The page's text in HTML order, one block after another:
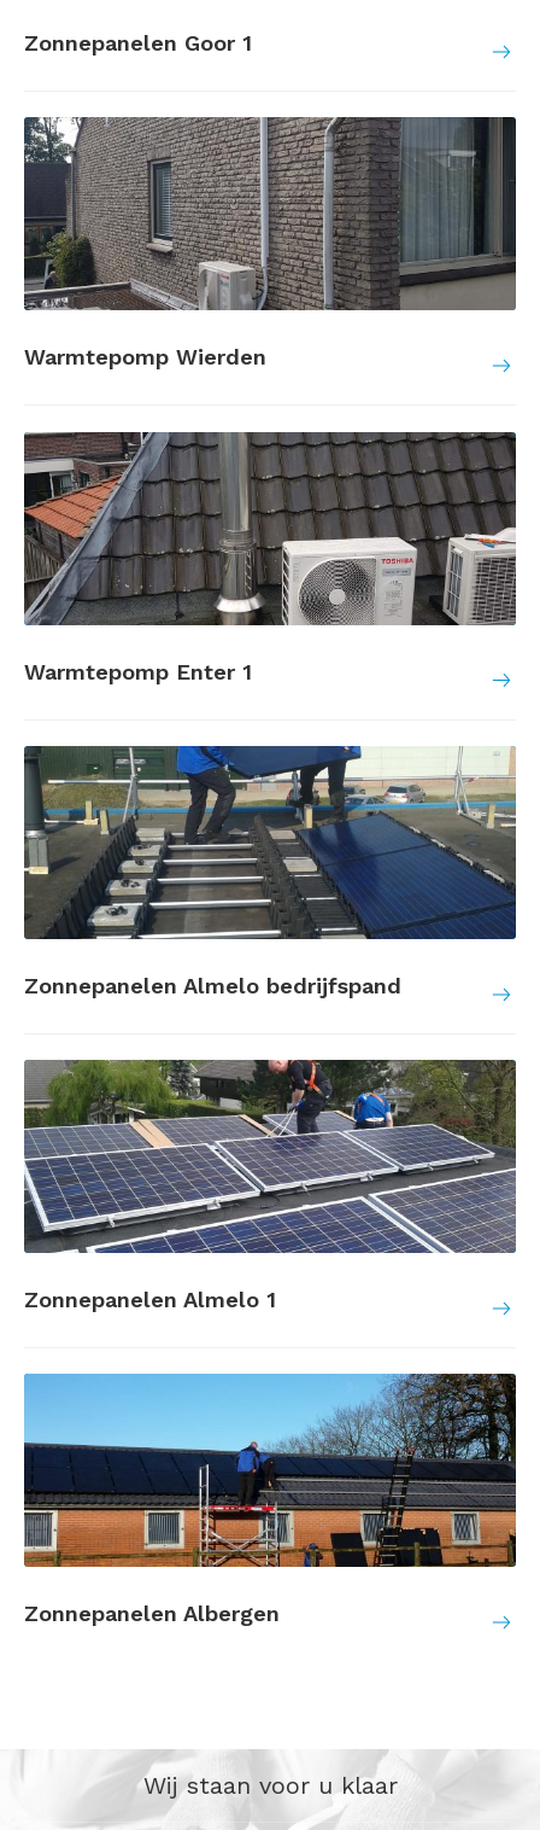
Zonnepanelen Goor 1
Warmtepomp Wierden
Warmtepomp Enter 1
Zonnepanelen Almelo bedrijfspand
Zonnepanelen Almelo 1
Zonnepanelen Albergen
Wij staan voor u klaar